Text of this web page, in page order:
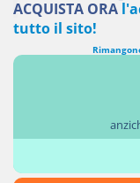
ACQUISTA ORA
tutto il sito!